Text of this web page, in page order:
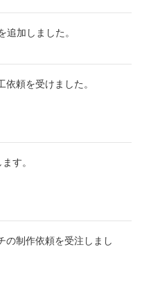
追加しました。
頼を受けました。
す。
の制作依頼を受注しまし